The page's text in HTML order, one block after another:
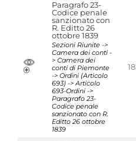
Paragrafo 23-
Codice penale
sanzionato con
R. Editto 26
ottobre 1839
Sezioni Riunite ->
Camera dei conti -
> Camera dei
conti di Piemonte
-> Ordini (Articolo
693) -> Articolo
693-Ordini ->
Paragrafo 23-
Codice penale
sanzionato con R.
Editto 26 ottobre
1839